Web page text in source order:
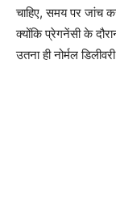
चाहिए, समय पर जांच
क्योंकि प्रेगनेंसी के
उतना ही नोर्मल